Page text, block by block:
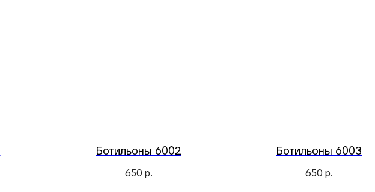
Ботильоны 6002
650 р.
Ботильоны 6003
650 р.